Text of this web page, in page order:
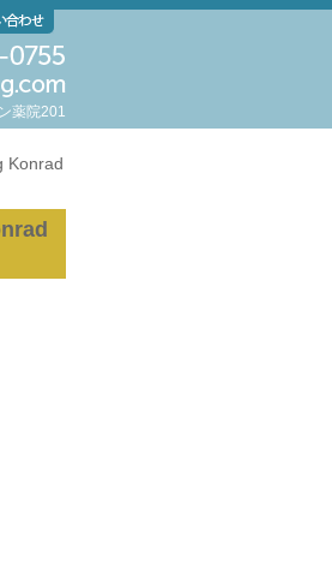
薬院201
Konrad